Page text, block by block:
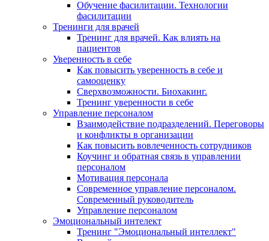
Обучение фасилитации. Технологии
фасилитации
Тренинги для врачей
Тренинг для врачей. Как влиять на
пациентов
Уверенность в себе
Как повысить уверенность в себе и
самооценку
Сверхвозможности. Биохакинг.
Тренинг уверенности в себе
Управление персоналом
Взаимодействие подразделений. Переговоры
и конфликты в организации
Как повысить вовлеченность сотрудников
Коучинг и обратная связь в управлении
персоналом
Мотивация персонала
Современное управление персоналом.
Современный руководитель
Управление персоналом
Эмоциональный интелект
Тренинг "Эмоциональный интеллект"